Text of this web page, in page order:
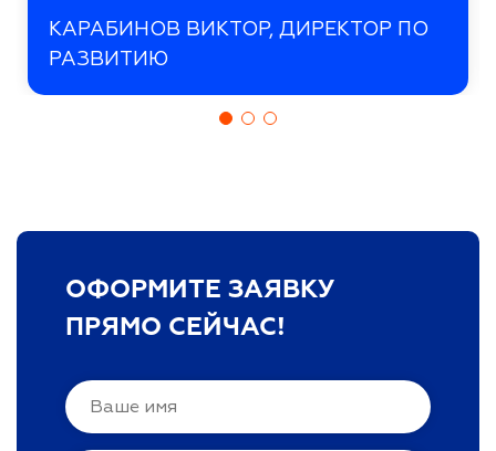
КАРАБИНОВ ВИКТОР, ДИРЕКТОР ПО
РАЗВИТИЮ
ОФОРМИТЕ ЗАЯВКУ
ПРЯМО СЕЙЧАС!